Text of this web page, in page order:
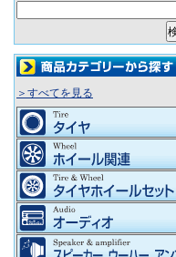
＞すべてを見る